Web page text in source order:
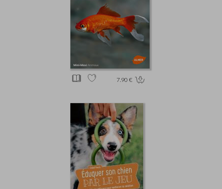
7.90 €